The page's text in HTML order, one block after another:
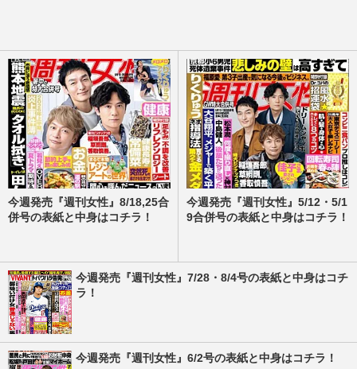
今週発売『週刊女性』8/18,25合
併号の表紙と中身はコチラ！
今週発売『週刊女性』5/12・5/1
9合併号の表紙と中身はコチラ！
今週発売『週刊女性』7/28・8/4号の表紙と中身はコチ
ラ！
今週発売『週刊女性』6/2号の表紙と中身はコチラ！